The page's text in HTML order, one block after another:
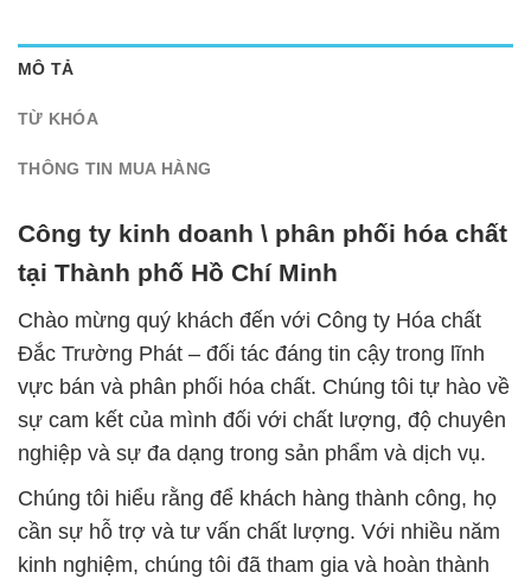
MÔ TẢ
TỪ KHÓA
THÔNG TIN MUA HÀNG
Công ty kinh doanh \ phân phối hóa chất
tại Thành phố Hồ Chí Minh
Chào mừng quý khách đến với Công ty Hóa chất
Đắc Trường Phát – đối tác đáng tin cậy trong lĩnh
vực bán và phân phối hóa chất. Chúng tôi tự hào về
sự cam kết của mình đối với chất lượng, độ chuyên
nghiệp và sự đa dạng trong sản phẩm và dịch vụ.
Chúng tôi hiểu rằng để khách hàng thành công, họ
cần sự hỗ trợ và tư vấn chất lượng. Với nhiều năm
kinh nghiệm, chúng tôi đã tham gia và hoàn thành